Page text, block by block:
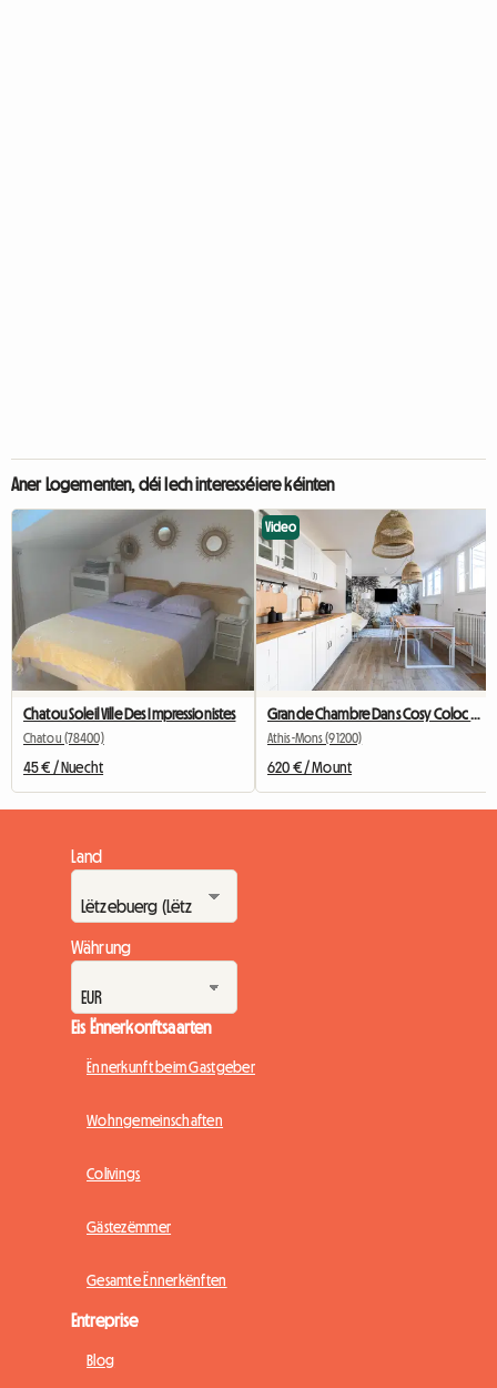
Aner Logementen, déi Iech interesséiere kéinten
Chatou Soleil Ville Des Impressionistes
Chatou (78400)
45 € / Nuecht
Video
Grande Chambre Dans Cosy Coloc #5 New York près d'olry
Athis-Mons (91200)
620 € / Mount
Land
Währung
Eis Ënnerkonftsaarten
Ënnerkunft beim Gastgeber
Wohngemeinschaften
Colivings
Gästezëmmer
Gesamte Ënnerkënften
Entreprise
Blog